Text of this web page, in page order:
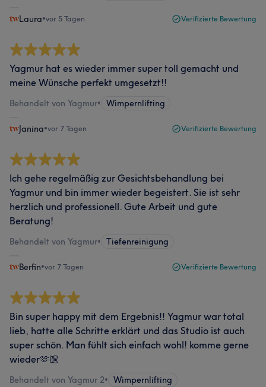
Laura•vor 5 Tagen Verifizierte Bewertung
Yagmur hat es wieder immer super toll gemacht und
meine Wünsche perfekt umgesetzt!!
Behandelt von Yagmur• Wimpernlifting
Janina•vor 7 Tagen Verifizierte Bewertung
Ich gehe regelmäßig zur Gesichtsbehandlung bei
Yagmur und bin immer wieder begeistert. Sie ist sehr
herzlich und professionell. Gute Arbeit und gute
Beratung!
Behandelt von Yagmur• Tiefenreinigung
Berfin•vor 7 Tagen Verifizierte Bewertung
Bin super happy mit dem Ergebnis!! Yagmur war total
lieb, hatte alle Schritte erklärt und das Studio ist auch
super schön. Man fühlt sich einfach wohl! komme gerne
wieder🫶🏼
Behandelt von Yagmur 2• Wimpernlifting